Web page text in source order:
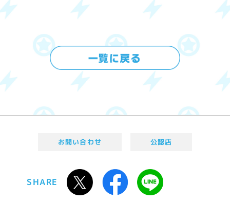
お問い合わせ 公認店
SHARE